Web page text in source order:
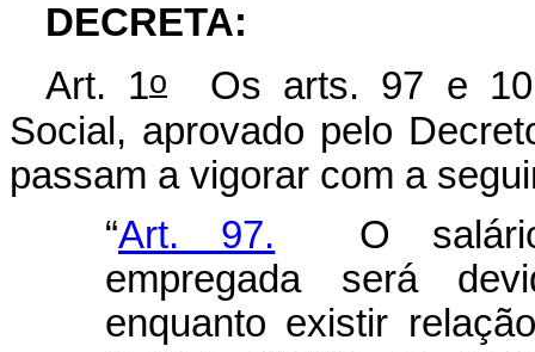
DECRETA:
Art. 1oOs arts. 97 e 101
Social, aprovado pelo
passam a vigorar com a
“Art. 97. O salário-
empregada será
enquanto existir